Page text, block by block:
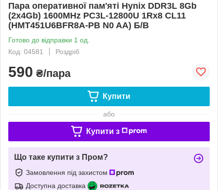
Пара оперативної пам'яті Hynix DDR3L 8Gb
(2x4Gb) 1600MHz PC3L-12800U 1Rx8 CL11
(HMT451U6BFR8A-PB N0 AA) Б/В
Готово до відправки 1 од.
Код: 04581
Роздріб
590 ₴/пара
Купити
або
Купити з
Що таке купити з Пром?
Замовлення під захистом
Доступна доставка